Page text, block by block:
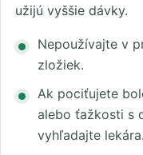
užijú vyššie dávky.
Nepoužívajte v
zložiek.
Ak pociťujete
alebo ťažkosti s
vyhľadajte lekára.